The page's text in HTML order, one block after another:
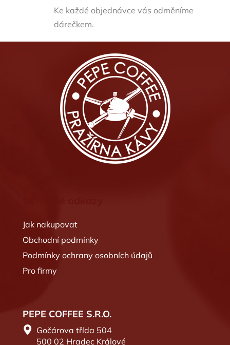
Ke každé objednávce vás odměníme
dárečkem.
Jak nakupovat
Obchodní podmínky
Podmínky ochrany osobních údajů
Pro firmy
PEPE COFFEE S.R.O.
Gočárova třída 504
500 02 Hradec Králové